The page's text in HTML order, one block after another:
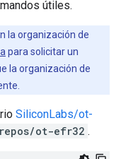
útiles.
la organización de
para solicitar un
la organización de
SiliconLabs/ot-
ot-efr32 .